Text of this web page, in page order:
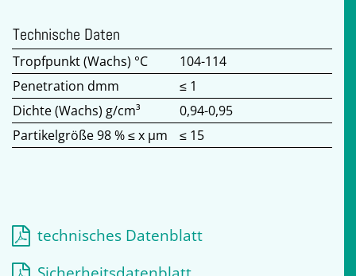
Technische Daten
Tropfpunkt (Wachs) °C
104-114
Penetration dmm
≤ 1
Dichte (Wachs) g/cm³
0,94-0,95
Partikelgröße 98 % ≤ x µm
≤ 15
technisches Datenblatt